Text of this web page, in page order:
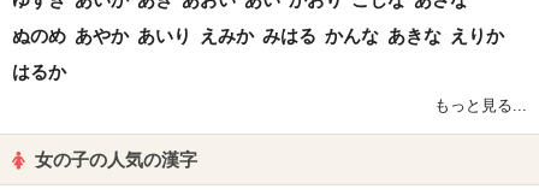
ぬのめ あやか あいり えみか みはる かんな あきな えりか
はるか
もっと見る...
女の子の人気の漢字